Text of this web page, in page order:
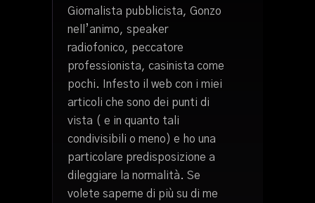
Giornalista pubblicista, Gonzo
nell’animo, speaker
radiofonico, peccatore
professionista, casinista come
pochi. Infesto il web con i miei
articoli che sono dei punti di
vista ( e in quanto tali
condivisibili o meno) e ho una
particolare predisposizione a
dileggiare la normalità. Se
volete saperne di più su di me